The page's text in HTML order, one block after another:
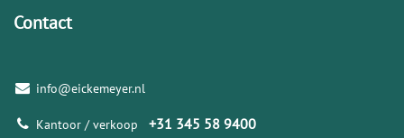
Contact
info@eickemeyer.nl
Kantoor / verkoop +31 345 58 9400